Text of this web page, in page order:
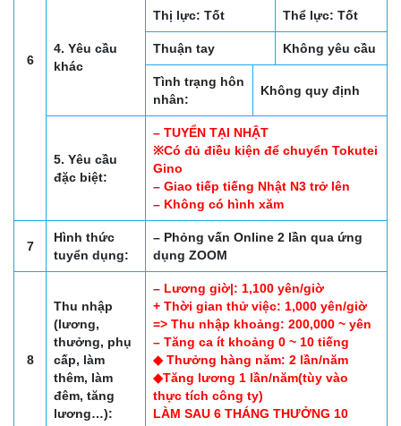
6
4. Yêu cầu
khác
Thị lực: Tốt Thể lực: Tốt
Thuận tay Không yêu cầu
Tình trạng hôn
nhân:
Không quy định
5. Yêu cầu
đặc biệt:
– TUYỂN TẠI NHẬT
※Có đủ điều kiện để chuyển Tokutei
Gino
– Giao tiếp tiếng Nhật N3 trở lên
– Không có hình xăm
7
Hình thức
tuyển dụng:
– Phỏng vấn Online 2 lần qua ứng
dụng ZOOM
8
Thu nhập
(lương,
thưởng, phụ
cấp, làm
thêm, làm
đêm, tăng
lương…):
– Lương giờ|: 1,100 yên/giờ
+ Thời gian thử việc: 1,000 yên/giờ
=> Thu nhập khoảng: 200,000 ~ yên
– Tăng ca ít khoảng 0 ~ 10 tiếng
◆ Thưởng hàng năm: 2 lần/năm
◆Tăng lương 1 lần/năm(tùy vào
thực tích công ty)
LÀM SAU 6 THÁNG THƯỞNG 10